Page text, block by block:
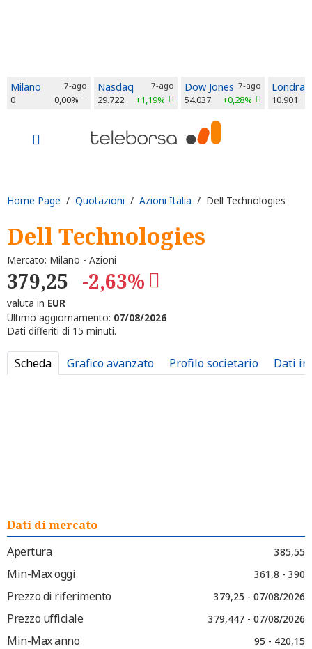
Milano 7-ago
0 0,00%
Nasdaq 7-ago
29.722 +1,19%
Dow Jones 7-ago
54.037 +0,28%
Londra
10.901
Home Page / Quotazioni / Azioni Italia / Dell Technologies
Dell Technologies
Mercato: Milano - Azioni
379,25 -2,63%
valuta in EUR
Ultimo aggiornamento: 07/08/2026
Dati differiti di 15 minuti.
Scheda Grafico avanzato Profilo societario Dati
Dati di mercato
Apertura
385,55
Min-Max oggi 361,8 - 390
Prezzo di riferimento 379,25 - 07/08/2026
Prezzo ufficiale 379,447 - 07/08/2026
Min-Max anno 95 - 420,15